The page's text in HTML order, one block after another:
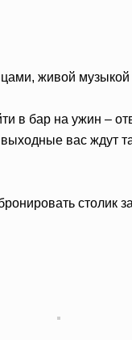
живой музыкой
бар на ужин –
вас
столик